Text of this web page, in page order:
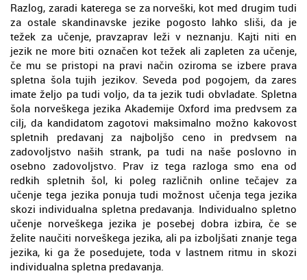
Razlog, zaradi katerega se za norveški, kot med drugim tudi
za ostale skandinavske jezike pogosto lahko sliši, da je
težek za učenje, pravzaprav leži v neznanju. Kajti niti en
jezik ne more biti označen kot težek ali zapleten za učenje,
če mu se pristopi na pravi način oziroma se izbere prava
spletna šola tujih jezikov. Seveda pod pogojem, da zares
imate željo pa tudi voljo, da ta jezik tudi obvladate. Spletna
šola norveškega jezika Akademije Oxford ima predvsem za
cilj, da kandidatom zagotovi maksimalno možno kakovost
spletnih predavanj za najboljšo ceno in predvsem na
zadovoljstvo naših strank, pa tudi na naše poslovno in
osebno zadovoljstvo. Prav iz tega razloga smo ena od
redkih spletnih šol, ki poleg različnih online tečajev za
učenje tega jezika ponuja tudi možnost učenja tega jezika
skozi individualna spletna predavanja. Individualno spletno
učenje norveškega jezika je posebej dobra izbira, če se
želite naučiti norveškega jezika, ali pa izboljšati znanje tega
jezika, ki ga že posedujete, toda v lastnem ritmu in skozi
individualna spletna predavanja.